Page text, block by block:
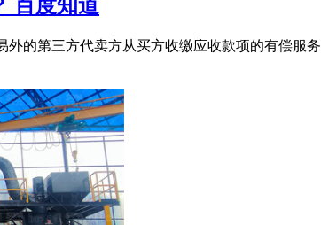
百度知道
外的第三方代卖方从买方收缴应收款项的有偿服